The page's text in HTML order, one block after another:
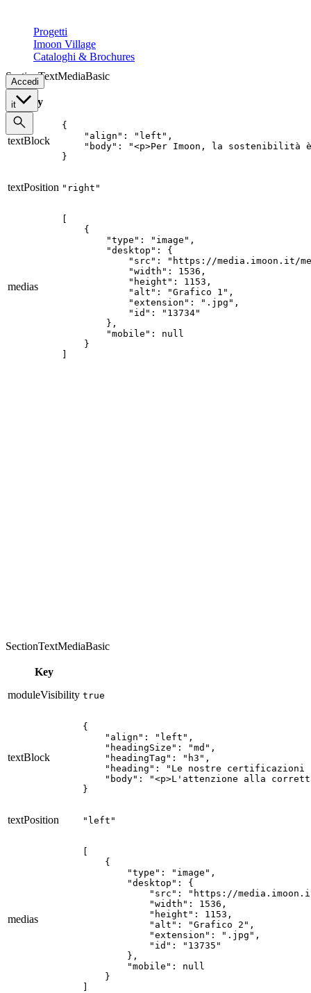
Progetti
Imoon Village
Cataloghi & Brochures
Accedi
it
SectionTextMediaBasic
Key
textBlock
{
    "align": "left",
"body": "<p>Per Imoon, la sostenibilità
}
textPosition "right"
medias
    {
        "type": "image",
        "desktop": {
"src": "https://media.imoon.it/
            "width": 1536,
            "height": 1153,
            "alt": "Grafico 1",
            "extension": ".jpg",
            "id": "13734"
        },
        "mobile": null
    }
attività.
SectionTextMediaBasic
Key
moduleVisibility true
textBlock
{
    "align": "left",
    "headingSize": "md",
    "headingTag": "h3",
"heading": "Le nostre certificazioni
"body": "<p>L'attenzione alla
}
textPosition "left"
medias
[
    {
        "type": "image",
        "desktop": {
"src": "https://
            "width": 1536,
            "height": 1153,
            "alt": "Grafico 2",
            "extension": ".jpg",
            "id": "13735"
        },
        "mobile": null
    }
]